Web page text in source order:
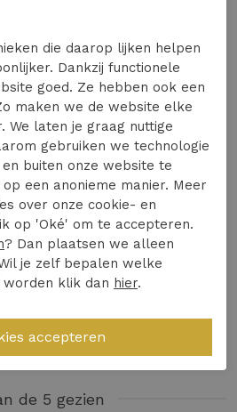
de 5 gezien
die daarop lijken helpen
Dankzij functionele
goed. Ze hebben ook een
maken we de website elke
We laten je graag nuttige
gebruiken we technologie
buiten onze website te
een anonieme manier. Meer
over onze cookie- en
op 'Oké' om te accepteren.
? Dan plaatsen we alleen
je zelf bepalen welke
klik dan hier.